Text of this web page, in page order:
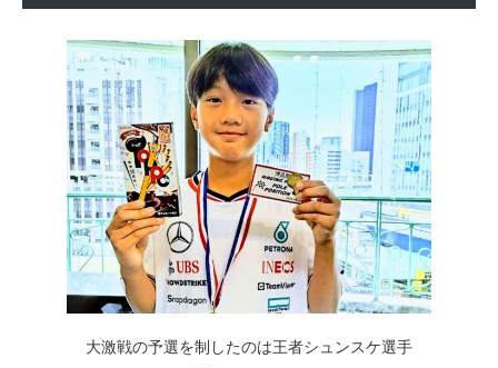
大激戦の予選を制したのは王者シュンスケ選手